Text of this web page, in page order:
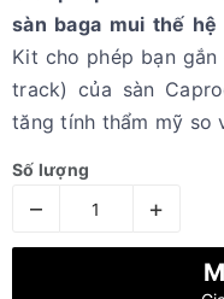
sàn baga mui thế hệ
Kit cho phép bạn
track) của sàn
tăng tính thẩm mỹ so
Số lượng
– +